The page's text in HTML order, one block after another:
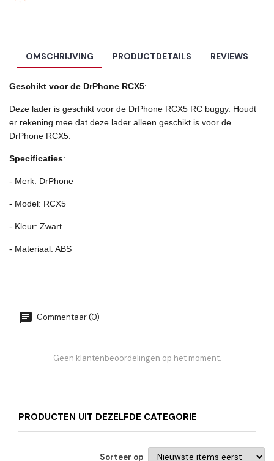
OMSCHRIJVING PRODUCTDETAILS REVIEWS
Geschikt voor de DrPhone RCX5:
Deze lader is geschikt voor de DrPhone RCX5 RC buggy. Houdt
er rekening mee dat deze lader alleen geschikt is voor de
DrPhone RCX5.
Specificaties:
- Merk: DrPhone
- Model: RCX5
- Kleur: Zwart
- Materiaal: ABS
Commentaar (0)
Geen klantenbeoordelingen op het moment.
PRODUCTEN UIT DEZELFDE CATEGORIE
Sorteer op